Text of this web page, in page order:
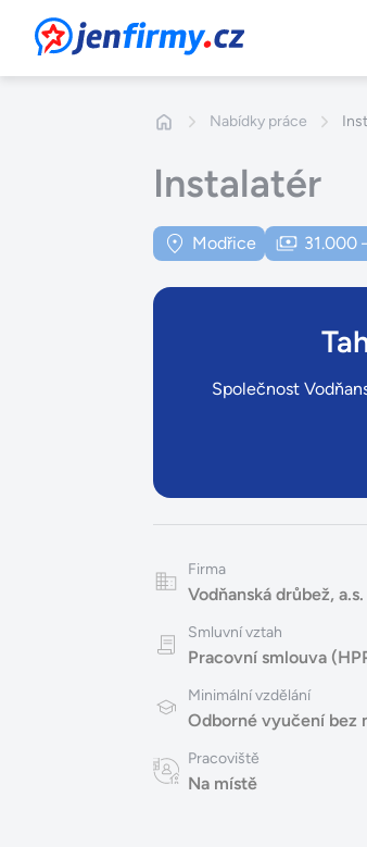
JenFirmy.cz
Nabídky práce
Instalatér
Modřice 31.000
Společnost
Firma
Vodňanská drůbež, a.s.
Smluvní vztah
Pracovní smlouva
Minimální vzdělání
Odborné vyučení bez
Pracoviště
Na místě